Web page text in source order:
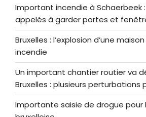
Important incendie à Schaerbeek :
appelés à garder portes et
Bruxelles : l’explosion d’une
incendie
Un important chantier routier va
Bruxelles : plusieurs perturbations
Importante saisie de drogue pour